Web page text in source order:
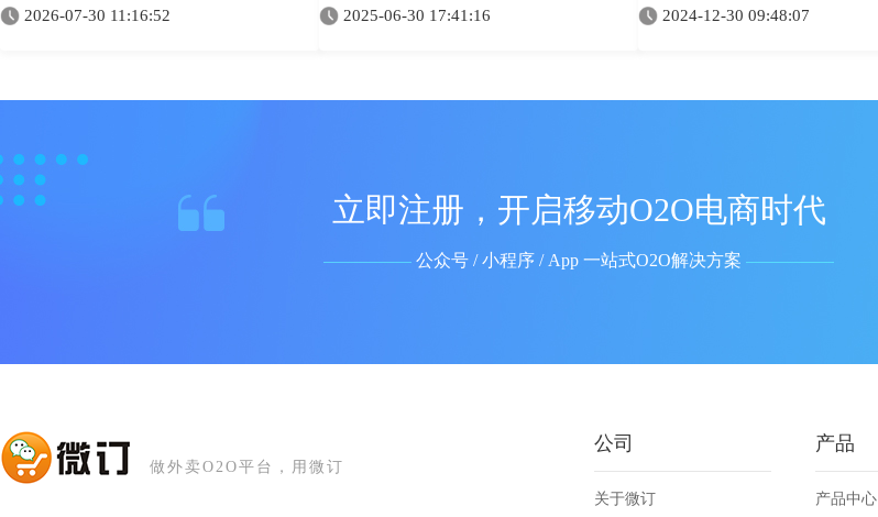
整指南
2026-07-30 11:16:52 2025-06-30 17:41:16 2024-12-30 09:48:07
立即注册，开启移动O2O电商时代
公众号 / 小程序 / App 一站式O2O解决方案
做外卖O2O平台，用微订
公司
关于微订
产品
产品中心